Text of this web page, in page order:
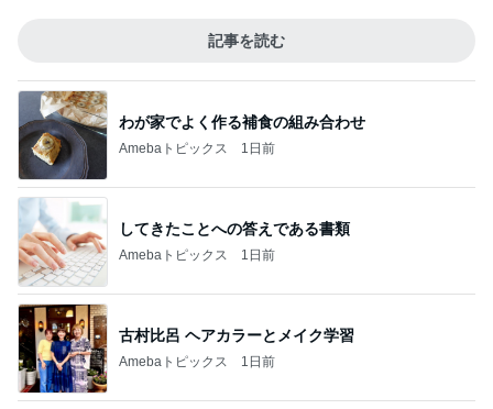
Amebaトピックス 1日前
してきたことへの答えである書類
Amebaトピックス 1日前
古村比呂 ヘアカラーとメイク学習
Amebaトピックス 1日前
試合に負けた後ワイワイする生徒
Amebaトピックス 13時間前